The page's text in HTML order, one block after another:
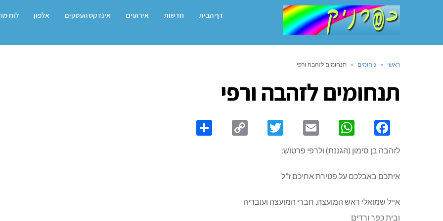
דף הבית חדשות אירועים אינדקס העסקים אלפון לוח
ראשי » ניחומים » תנחומים לזהבה ורפי
תנחומים לזהבה ורפי
Facebook
WhatsApp
Email
Twitter
Copy
לזהבה בן סימון (הגננת) ולרפי פרטוש:
איתכם באבלכם על פטירת אחיכם ז”ל
אייל שמואלי ראש המועצה, חברי המועצה ועובדיה
ובית כפר ורדים